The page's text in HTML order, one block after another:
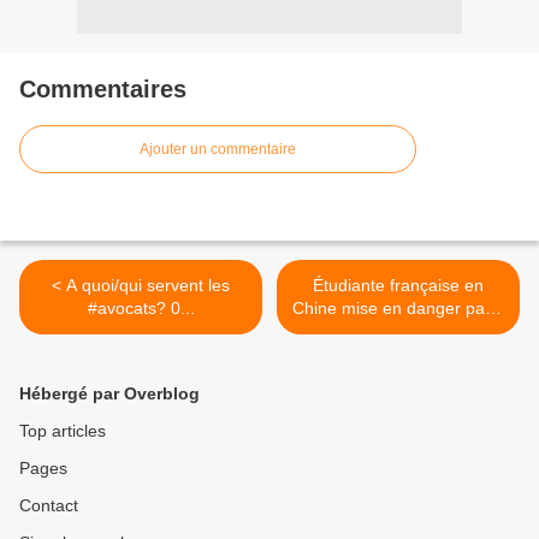
Commentaires
Ajouter un commentaire
< A quoi/qui servent les
#avocats? 0...
Étudiante française en
Chine mise en danger par...
>
Hébergé par Overblog
Top articles
Pages
Contact